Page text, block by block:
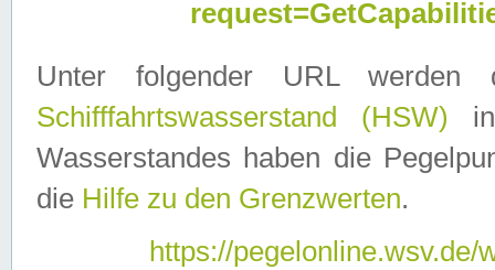
Unter folgender URL
Schifffahrtswasserstand (HSW)
Wasserstandes haben die
die Hilfe zu den Grenzwerten.
https://